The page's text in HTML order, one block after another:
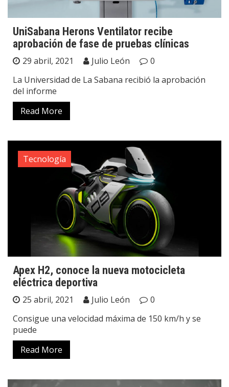
UniSabana Herons Ventilator recibe
aprobación de fase de pruebas clínicas
29 abril, 2021 Julio León
0
La Universidad de La Sabana recibió la aprobación
del informe
Read More
Tecnología
Apex H2, conoce la nueva motocicleta
eléctrica deportiva
25 abril, 2021 Julio León
0
Consigue una velocidad máxima de 150 km/h y se
puede
Read More